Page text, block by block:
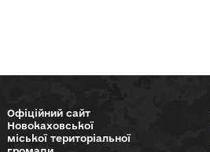
Офіційний сайт
Новокаховської
міської територіальної